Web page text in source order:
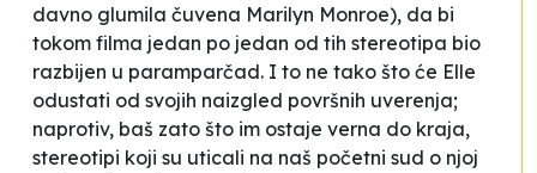
davno glumila čuvena Marilyn Monroe), da bi
tokom filma jedan po jedan od tih stereotipa bio
razbijen u paramparčad. I to ne tako što će Elle
odustati od svojih naizgled površnih uverenja;
naprotiv, baš zato što im ostaje verna do kraja,
stereotipi koji su uticali na naš početni sud o njoj